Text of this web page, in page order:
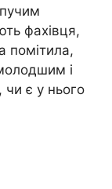
фахівця,
помітила,
і
чи є у нього